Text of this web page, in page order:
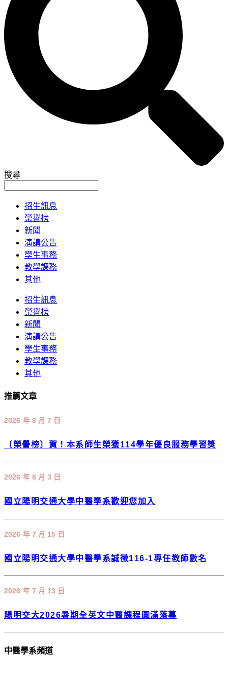
搜尋
招生訊息
榮譽榜
新聞
演講公告
學生事務
教學課務
其他
招生訊息
榮譽榜
新聞
演講公告
學生事務
教學課務
其他
推薦文章
2026 年 8 月 7 日
〔榮譽榜〕賀！本系師生榮獲114學年優良服務學習獎
2026 年 8 月 3 日
國立陽明交通大學中醫學系歡迎您加入
2026 年 7 月 15 日
國立陽明交通大學中醫學系誠徵116-1專任教師數名
2026 年 7 月 13 日
陽明交大2026暑期全英文中醫課程圓滿落幕
中醫學系頻道